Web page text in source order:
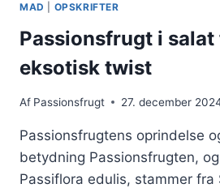
MAD OPSKRIFTER
Passionsfrugt i salat
eksotisk twist
Af Passionsfrugt 27. december
Passionsfrugtens oprindelse
betydning Passionsfrugten,
Passiflora edulis, stammer fra